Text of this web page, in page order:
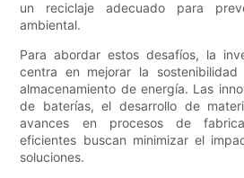
un reciclaje adecuado para
ambiental.
Para abordar estos desafíos, la
centra en mejorar la
almacenamiento de energía. Las
de baterías, el desarrollo de
avances en procesos de
eficientes buscan minimizar el
soluciones.